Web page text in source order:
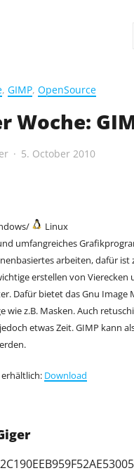
, GIMP, OpenSource
Woche:
5. October 2010
Linux
umfangreiches
arbeiten, dafür ist
erstellen von Vierecken
Dafür bietet das Gnu Image
wie z.B. Masken. Auch
etwas Zeit. GIMP kann
Download